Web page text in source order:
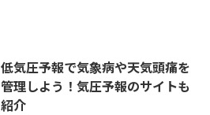
低気圧予報で気象病や天気頭痛を
管理しよう！気圧予報のサイトも
紹介